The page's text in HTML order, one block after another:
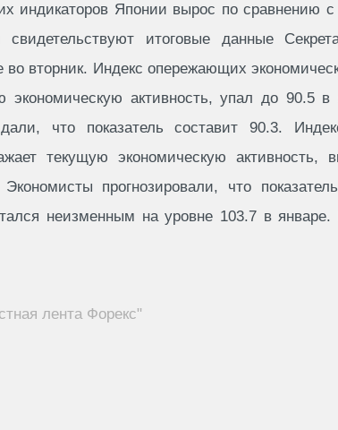
индикаторов Японии вырос по сравнению с
итоговые данные
во вторник. Индекс опережающих
экономическую активность, упал до 90.5
что показатель составит 90.3.
текущую экономическую
прогнозировали, что
неизменным на уровне 103.7 в январе.
лента Форекс"